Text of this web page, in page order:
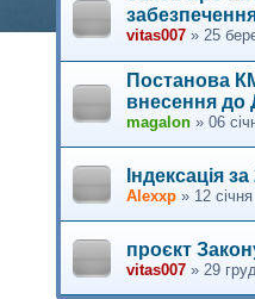
vitas007 » 25
Постанова
внесення до
magalon » 06
Індексація
Alexxp » 12
проєкт
vitas007 » 29